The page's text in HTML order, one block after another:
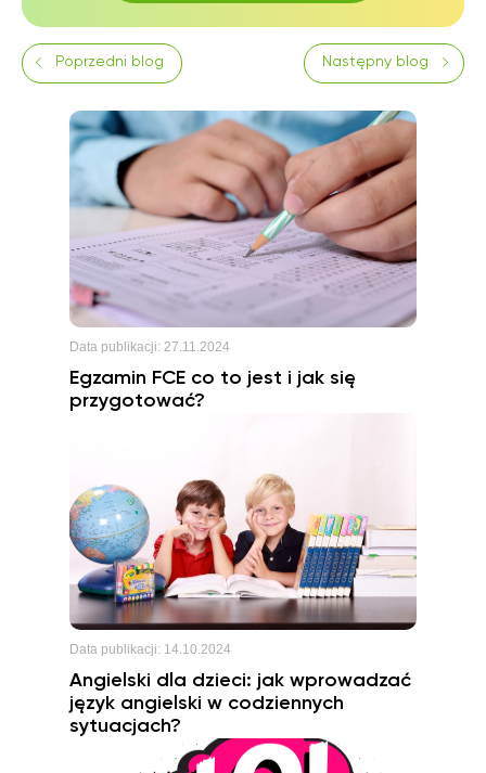
Poprzedni blog Następny blog
Data publikacji: 27.11.2024
Egzamin FCE co to jest i jak się
przygotować?
Data publikacji: 14.10.2024
Angielski dla dzieci: jak wprowadzać
język angielski w codziennych
sytuacjach?